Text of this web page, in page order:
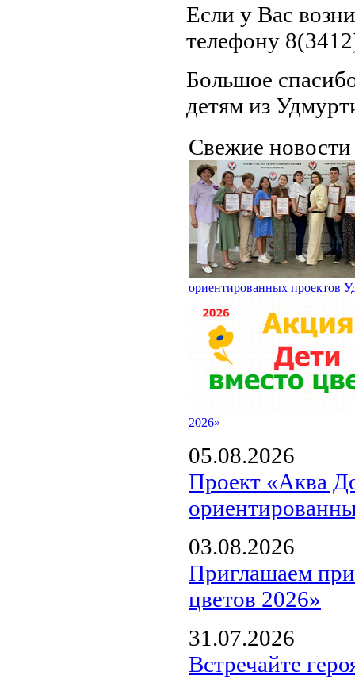
Если у Вас
телефону
Большое
детям из
Свежие
ориентированных проектов
2026»
05.08.2026
Проект «Аква
03.08.2026
Приглашаем
цветов 2026»
31.07.2026
Встречайте